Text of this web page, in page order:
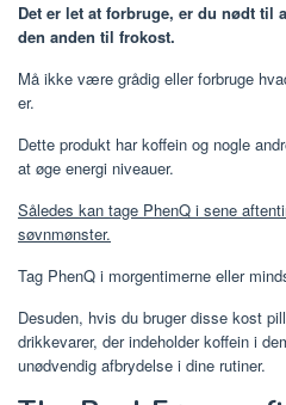
Det er let at forbruge, er du nødt til
den anden til frokost.
Må ikke være grådig eller forbruge
er.
Dette produkt har koffein og nogle
at øge energi niveauer.
Således kan tage PhenQ i sene
søvnmønster.
Tag PhenQ i morgentimerne eller
Desuden, hvis du bruger disse kost
drikkevarer, der indeholder koffein i
unødvendig afbrydelse i dine rutiner.